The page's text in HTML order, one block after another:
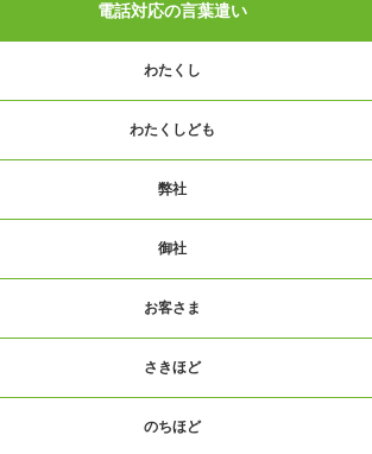
電話対応の言葉遣い
わたくし
わたくしども
弊社
御社
お客さま
さきほど
のちほど